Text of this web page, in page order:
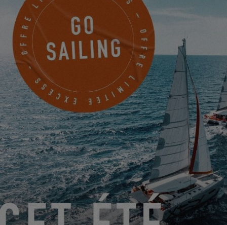
SAIL TAHITI
Centre Vaima lot 47
Papeete, Polynésie française
PRENDRE RENDEZ-VOUS
SAIL TAHITI
Centre Vaima 2 Bd de la Reine Pomare IV
PAPEETE, Polynésie française
PRENDRE RENDEZ-VOUS